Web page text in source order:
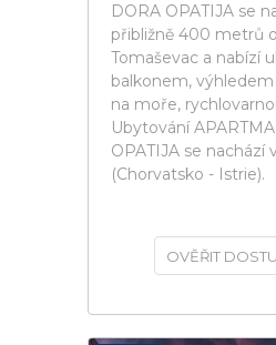
DORA OPATIJA se
přibližně 400 metrů
Tomaševac a nabízí
balkonem, výhledem
na moře,
Ubytování
OPATIJA se nachází
(Chorvatsko - Istrie).
OVĚŘIT